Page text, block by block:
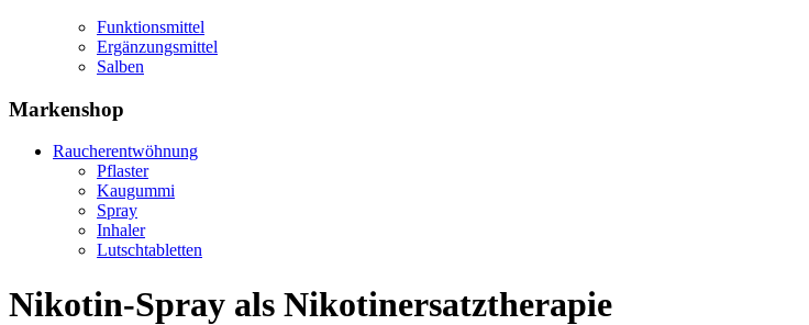
Funktionsmittel
Ergänzungsmittel
Salben
Markenshop
Raucherentwöhnung
Pflaster
Kaugummi
Spray
Inhaler
Lutschtabletten
Nikotin-Spray als Nikotinersatztherapie